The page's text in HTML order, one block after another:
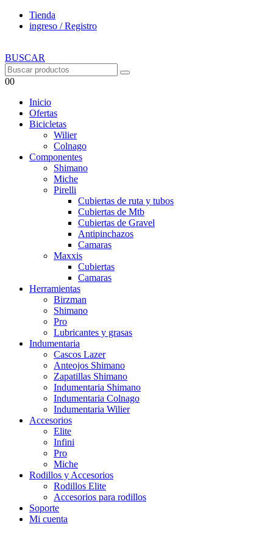
Tienda
ingreso / Registro
BUSCAR
00
Inicio
Ofertas
Bicicletas
Wilier
Colnago
Componentes
Shimano
Miche
Pirelli
Cubiertas de ruta y tubos
Cubiertas de Mtb
Cubiertas de Gravel
Antipinchazos
Camaras
Maxxis
Cubiertas
Camaras
Herramientas
Birzman
Shimano
Pro
Lubricantes y grasas
Indumentaria
Cascos Lazer
Anteojos Shimano
Zapatillas Shimano
Indumentaria Shimano
Indumentaria Colnago
Indumentaria Wilier
Accesorios
Elite
Infini
Pro
Miche
Rodillos y Accesorios
Rodillos Elite
Accesorios para rodillos
Soporte
Mi cuenta